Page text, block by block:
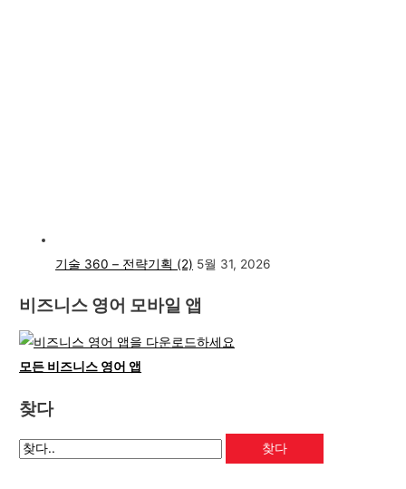
기술 360 – 전략기획 (2) 5월 31, 2026
비즈니스 영어 모바일 앱
모든 비즈니스 영어 앱
찾다